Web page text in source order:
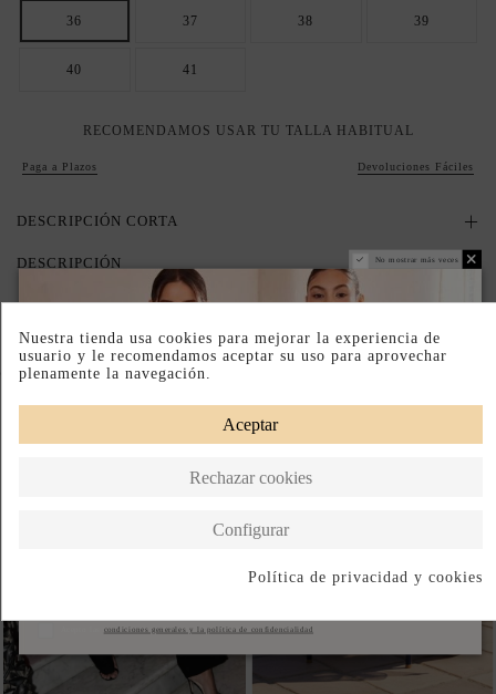
36 37 38 39
40 41
RECOMENDAMOS USAR TU TALLA HABITUAL
Paga a Plazos Devoluciones Fáciles
DESCRIPCIÓN CORTA
DESCRIPCIÓN
Completa tu look
No mostrar más veces
condiciones generales y la política de confidencialidad
Nuestra tienda usa cookies para mejorar la experiencia de
usuario y le recomendamos aceptar su uso para aprovechar
plenamente la navegación.
Aceptar
Rechazar cookies
Configurar
Política de privacidad y cookies